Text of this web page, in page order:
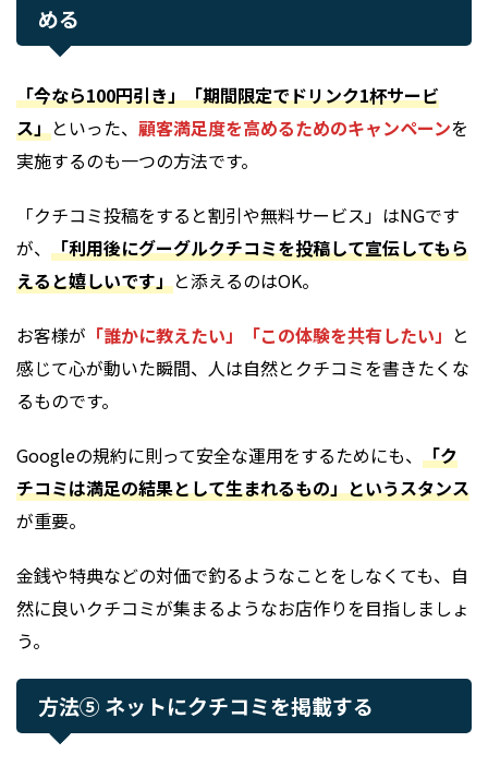
める
「今なら100円引き」「期間限定でドリンク1杯サービ
ス」といった、 顧客満足度を高めるためのキャンペーンを
実施するのも一つの方法です。
「クチコミ投稿をすると割引や無料サービス」はNGです
が、 「利用後にグーグルクチコミを投稿して宣伝してもら
えると嬉しいです」と添えるのはOK。
お客様が 「誰かに教えたい」「この体験を共有したい」 と
感じて心が動いた瞬間、人は自然とクチコミを書きたくな
るものです。
Googleの規約に則って安全な運用をするためにも、 「ク
チコミは満足の結果として生まれるもの」というスタンス
が重要。
金銭や特典などの対価で釣るようなことをしなくても、自
然に良いクチコミが集まるようなお店作りを目指しましょ
う。
方法⑤ ネットにクチコミを掲載する